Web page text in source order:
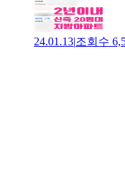
24.01.13|조회수